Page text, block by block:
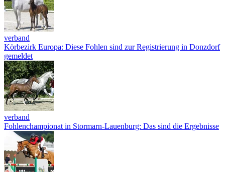
verband
Körbezirk Europa: Diese Fohlen sind zur Registrierung in Donzdorf
gemeldet
verband
Fohlenchampionat in Stormarn-Lauenburg: Das sind die Ergebnisse